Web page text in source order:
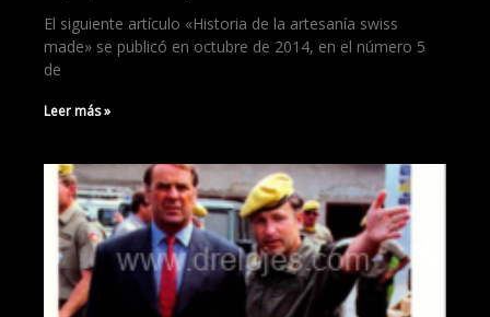
El siguiente artículo «Historia de la artesanía swiss
made» se publicó en octubre de 2014, en el número 5
de
Leer más »